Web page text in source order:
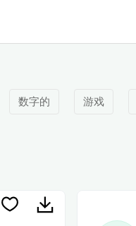
数字的 游戏